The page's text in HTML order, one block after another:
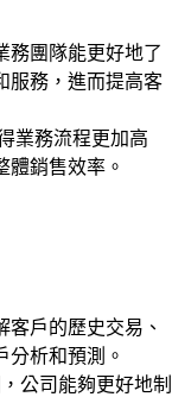
務團隊能更好地了
服務，進而提高客
業務流程更加高
體銷售效率。
客戶的歷史交易、
分析和預測。
公司能夠更好地制